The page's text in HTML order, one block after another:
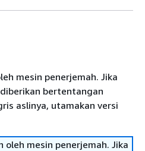
mesin penerjemah. Jika
bertentangan
aslinya, utamakan versi
oleh mesin penerjemah. Jika